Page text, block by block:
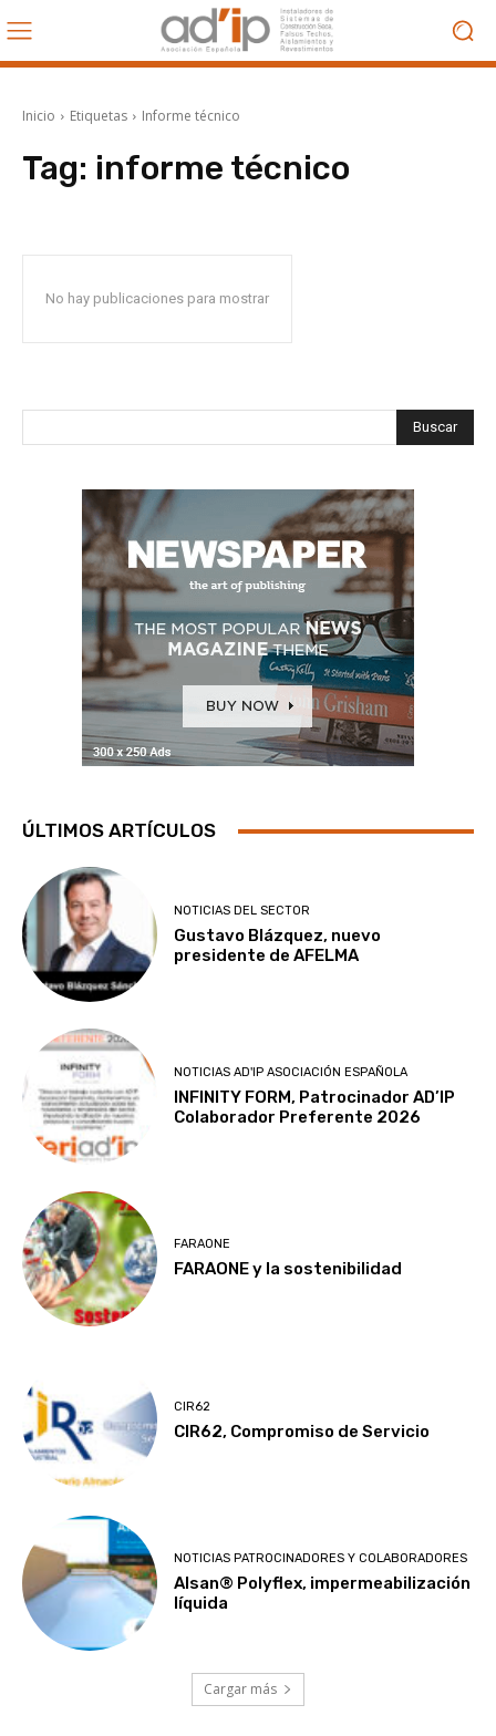
Inicio Etiquetas Informe técnico
Tag: informe técnico
No hay publicaciones para mostrar
Buscar
ÚLTIMOS ARTÍCULOS
NOTICIAS DEL SECTOR
Gustavo Blázquez, nuevo
presidente de AFELMA
NOTICIAS AD'IP ASOCIACIÓN ESPAÑOLA
INFINITY FORM, Patrocinador AD’IP
Colaborador Preferente 2026
FARAONE
FARAONE y la sostenibilidad
CIR62
CIR62, Compromiso de Servicio
NOTICIAS PATROCINADORES Y COLABORADORES
Alsan® Polyflex, impermeabilización
líquida
Cargar más